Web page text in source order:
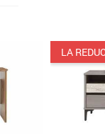
LA REDUCERE